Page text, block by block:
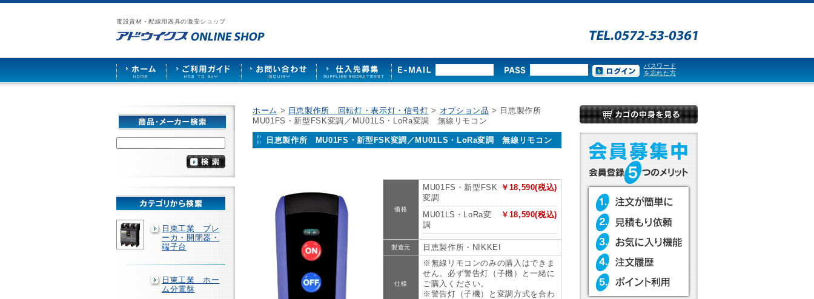
電設資材・配線用器具の激安ショップ
漏
カ
照
ア
ス
ご
ド
お
せ
仕
パスワード
を忘れた方
日東工業 ブレ
ーカ・開閉器・
端子台
日東工業 ホー
ム分電盤
ホーム > 日恵製作所 回転灯・表示灯・信号灯 > オプション品 > 日恵製作所
MU01FS・新型FSK変調／MU01LS・LoRa変調 無線リモコン
日恵製作所 MU01FS・新型FSK変調／MU01LS・LoRa変調 無線リモコン
価格
￥18,590(税込)
MU01FS・新型FSK
変調
￥18,590(税込)
MU01LS・LoRa変
調
製造元 日恵製作所・NIKKEI
仕様
※無線リモコンのみの購入はできま
せん。必ず警告灯（子機）と一緒に
ご購入ください。
※警告灯（子機）と変調方式を合わ